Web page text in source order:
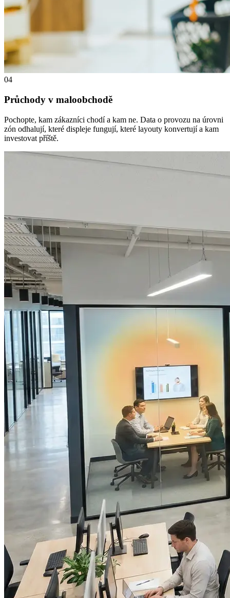
04
Průchody v maloobchodě
Pochopte, kam zákazníci chodí a kam ne. Data o provozu na úrovni
zón odhalují, které displeje fungují, které layouty konvertují a kam
investovat příště.